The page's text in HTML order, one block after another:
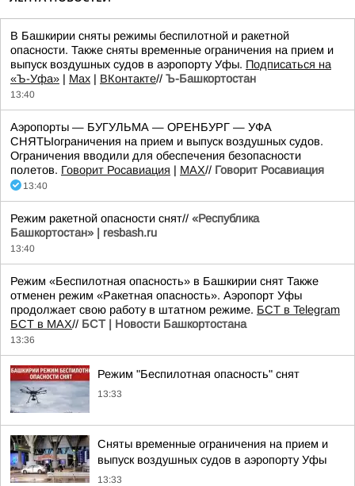
В Башкирии сняты режимы беспилотной и ракетной
опасности. Также сняты временные ограничения на прием и
выпуск воздушных судов в аэропорту Уфы. Подписаться на
«Ъ-Уфа» | Max | ВКонтакте// Ъ-Башкортостан
13:40
Аэропорты — БУГУЛЬМА — ОРЕНБУРГ — УФА
СНЯТЫограничения на прием и выпуск воздушных судов.
Ограничения вводили для обеспечения безопасности
полетов. Говорит Росавиация | MАХ// Говорит Росавиация
13:40
Режим ракетной опасности снят// «Республика
Башкортостан» | resbash.ru
13:40
Режим «Беспилотная опасность» в Башкирии снят Также
отменен режим «Ракетная опасность». Аэропорт Уфы
продолжает свою работу в штатном режиме. БСТ в Telegram
БСТ в МАХ// БСТ | Новости Башкортостана
13:36
Режим "Беспилотная опасность" снят
13:33
Сняты временные ограничения на прием и
выпуск воздушных судов в аэропорту Уфы
13:33